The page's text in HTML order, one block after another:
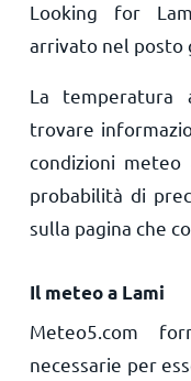
Looking for
arrivato nel posto
La
trovare
condizioni meteo
probabilità di
sulla pagina che
Il meteo a Lami
Meteo5.com
necessarie per